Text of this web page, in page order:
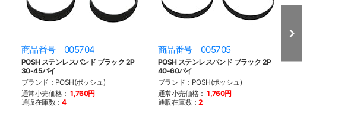
商品番号 005704
POSH ステンレスバンド ブラック 2P
30-45パイ
ブランド：POSH(ポッシュ)
通常小売価格： 1,760円
通販在庫数：4
商品番号 005705
POSH ステンレスバンド ブラック 2P
40-60パイ
ブランド：POSH(ポッシュ)
通常小売価格： 1,760円
通販在庫数：2
POSH ステンレ